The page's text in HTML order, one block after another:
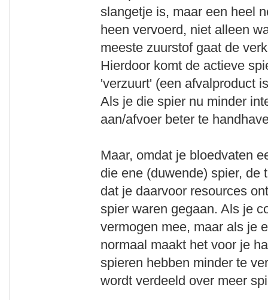
slangetje is, maar een heel
heen vervoerd, niet alleen
meeste zuurstof gaat de
Hierdoor komt de actieve
'verzuurt' (een afvalproduct
Als je die spier nu minder
aan/afvoer beter te
Maar, omdat je bloedvaten
die ene (duwende) spier, de
dat je daarvoor resources
spier waren gegaan. Als je
vermogen mee, maar als je
normaal maakt het voor je
spieren hebben minder te
wordt verdeeld over meer